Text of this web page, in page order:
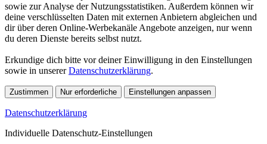
sowie zur Analyse der Nutzungsstatistiken. Außerdem können wir
deine verschlüsselten Daten mit externen Anbietern abgleichen und
dir über deren Online-Werbekanäle Angebote anzeigen, nur wenn
du deren Dienste bereits selbst nutzt.
Erkundige dich bitte vor deiner Einwilligung in den Einstellungen
sowie in unsererDatenschutzerklärung.
Zustimmen Nur erforderliche Einstellungen anpassen
Datenschutzerklärung
Individuelle Datenschutz-Einstellungen